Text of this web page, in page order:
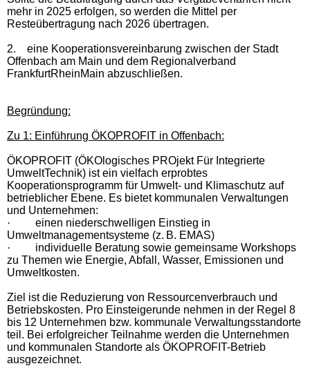
mehr in 2025 erfolgen, so werden die Mittel per
Resteübertragung nach 2026 übertragen.
2.
eine Kooperationsvereinbarung zwischen der Stadt
Offenbach am Main und dem Regionalverband
FrankfurtRheinMain abzuschließen.
Begründung:
Zu 1: Einführung ÖKOPROFIT in Offenbach:
ÖKOPROFIT (ÖKO logisches PROjekt Für Integrierte
UmweltTechnik) ist ein vielfach erprobtes
Kooperationsprogramm für Umwelt- und Klimaschutz auf
betrieblicher Ebene. Es bietet kommunalen Verwaltungen
und Unternehmen:
·
einen niederschwelligen Einstieg in
Umweltmanagementsysteme (z. B. EMAS)
·
individuelle Beratung sowie gemeinsame Workshops
zu Themen wie Energie, Abfall, Wasser, Emissionen und
Umweltkosten.
Ziel ist die Reduzierung von Ressourcenverbrauch und
Betriebskosten. Pro Einsteigerunde nehmen in der Regel 8
bis 12 Unternehmen bzw. kommunale Verwaltungsstandorte
teil. Bei erfolgreicher Teilnahme werden die Unternehmen
und kommunalen Standorte als ÖKOPROFIT-Betrieb
ausgezeichnet.